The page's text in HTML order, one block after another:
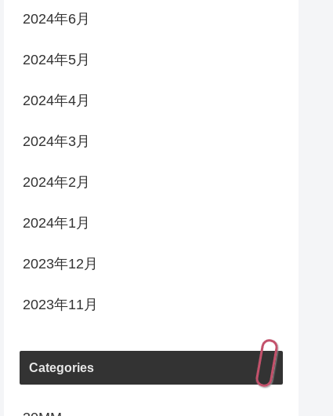
2024年6月
2024年5月
2024年4月
2024年3月
2024年2月
2024年1月
2023年12月
2023年11月
Categories